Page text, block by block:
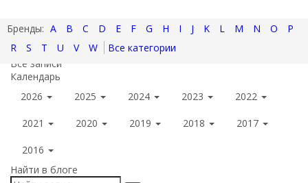
A B C D E F G H I J K L M N O
P
R
S T U V W
Все категории
Все записи
Календарь
2026
2025 2024 2023 2022
2021 2020 2019 2018 2017
2016
Найти в блоге